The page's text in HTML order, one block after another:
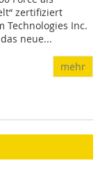
zertifiziert
Technologies Inc.
neue...
mehr